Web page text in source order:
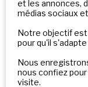
et les annonces,
médias sociaux
Notre objectif est
pour qu'il
Nous
nous confiez
visite.